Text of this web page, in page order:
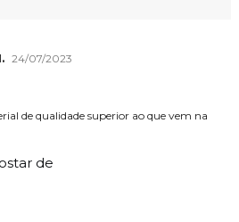
24/07/2023
de qualidade superior ao que vem na
de